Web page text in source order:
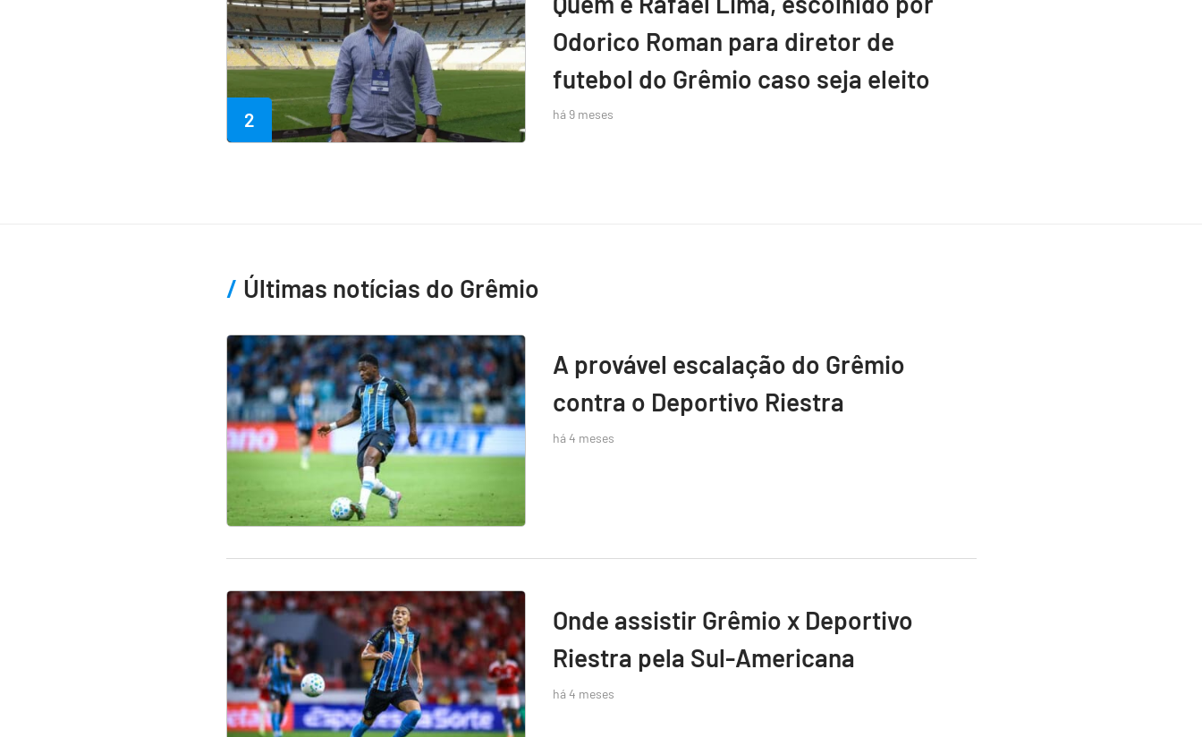
2
Odorico Roman para diretor de
futebol do Grêmio caso seja eleito
há 9 meses
Últimas notícias do Grêmio
A provável escalação do Grêmio
contra o Deportivo Riestra
há 4 meses
Onde assistir Grêmio x Deportivo
Riestra pela Sul-Americana
há 4 meses